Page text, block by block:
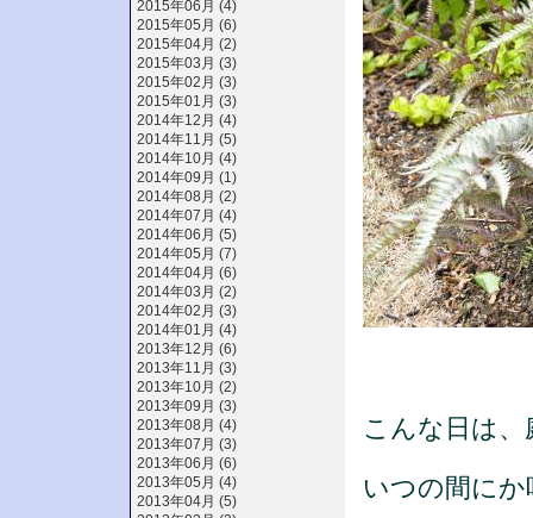
こんな日は
いつの間に
2015年06月 (4)
2015年05月 (6)
2015年04月 (2)
2015年03月 (3)
2015年02月 (3)
2015年01月 (3)
2014年12月 (4)
2014年11月 (5)
2014年10月 (4)
2014年09月 (1)
2014年08月 (2)
2014年07月 (4)
2014年06月 (5)
2014年05月 (7)
2014年04月 (6)
2014年03月 (2)
2014年02月 (3)
2014年01月 (4)
2013年12月 (6)
2013年11月 (3)
2013年10月 (2)
2013年09月 (3)
2013年08月 (4)
2013年07月 (3)
2013年06月 (6)
2013年05月 (4)
2013年04月 (5)